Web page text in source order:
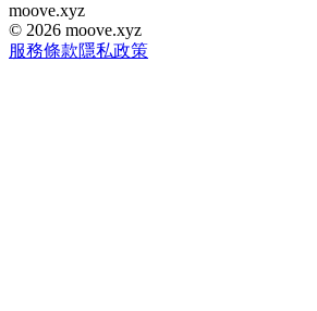
moove.xyz
© 2026 moove.xyz
服務條款隱私政策